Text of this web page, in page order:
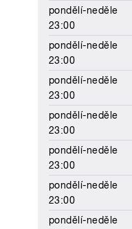
pondělí-neděle
23:00
pondělí-neděle
23:00
pondělí-neděle
23:00
pondělí-neděle
23:00
pondělí-neděle
23:00
pondělí-neděle
23:00
pondělí-neděle